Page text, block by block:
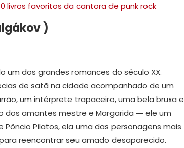
livros favoritos da cantora de punk rock
)
um dos grandes romances do século XX.
de satã na cidade acompanhado de um
um intérprete trapaceiro, uma bela bruxa e
dos amantes mestre e Margarida ― ele um
Pilatos, ela uma das personagens mais
reencontrar seu amado desaparecido.